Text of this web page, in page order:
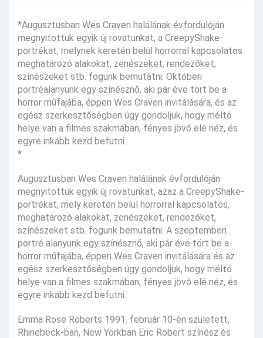
*Augusztusban Wes Craven halálának évfordulóján
megnyitottuk egyik új rovatunkat, a CreepyShake-
portrékat, melynek keretén belül horrorral kapcsolatos
meghatározó alakokat, zenészeket, rendezőket,
színészeket stb. fogunk bemutatni. Októberi
portréalanyunk egy színésznő, aki pár éve tört be a
horror műfajába, éppen Wes Craven invitálására, és az
egész szerkesztőségben úgy gondoljuk, hogy méltó
helye van a filmes szakmában, fényes jövő elé néz, és
egyre inkább kezd befutni.
*
Augusztusban Wes Craven halálának évfordulóján
megnyitottuk egyik új rovatunkat, azaz a CreepyShake-
portrékat, mely keretén belül horrorral kapcsolatos,
meghatározó alakokat, zenészeket, rendezőket,
színészeket stb. fogunk bemutatni. A szeptemberi
portré alanyunk egy színésznő, aki pár éve tört be a
horror műfajába, éppen Wes Craven invitálására és az
egész szerkesztőségben úgy gondoljuk, hogy méltó
helye van a filmes szakmában, fényes jövő elé néz, és
egyre inkább kezd befutni.
Emma Rose Roberts 1991. február 10-én született,
Rhinebeck-ban, New Yorkban Eric Robert színész és